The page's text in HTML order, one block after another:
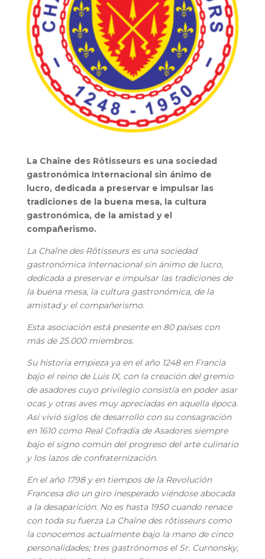
La Chaîne des Rôtisseurs es una sociedad
gastronómica Internacional sin ánimo de
lucro, dedicada a preservar e impulsar las
tradiciones de la buena mesa, la cultura
gastronómica, de la amistad y el
compañerismo.
La Chaîne des Rôtisseurs es una sociedad
gastronómica Internacional sin ánimo de lucro,
dedicada a preservar e impulsar las tradiciones de
la buena mesa, la cultura gastronómica, de la
amistad y el compañerismo.
Esta asociación está presente en 80 países con
más de 25.000 miembros.
Su historia empieza ya en el año 1248 en Francia
bajo el reino de Luis IX, con la creación del gremio
de asadores cuyo privilegio consistía en poder asar
ocas y otras aves muy apreciadas en aquella época.
Así vivió siglos de desarrollo con su consagración
en 1610 como Real Cofradía de Asadores siempre
bajo el signo común del progreso del arte culinario
y los lazos de confraternización.
En el año 1798 y en tiempos de la Revolución
Francesa dio un giro inesperado viéndose abocada
a la desaparición. No es hasta 1950 cuando renace
con toda su fuerza La Chaîne des rôtisseurs como
la conocemos actualmente bajo la mano de cinco
personalidades; tres gastrónomos el Sr. Curnonsky,